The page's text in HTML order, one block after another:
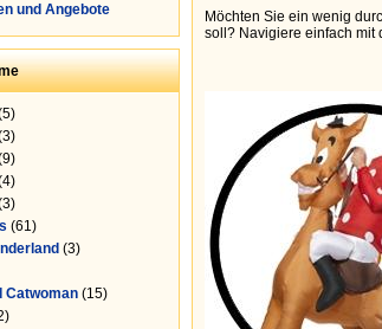
und Angebote
(61)
(3)
Catwoman (15)
Möchten Sie ein wenig
soll? Navigiere einfach mit